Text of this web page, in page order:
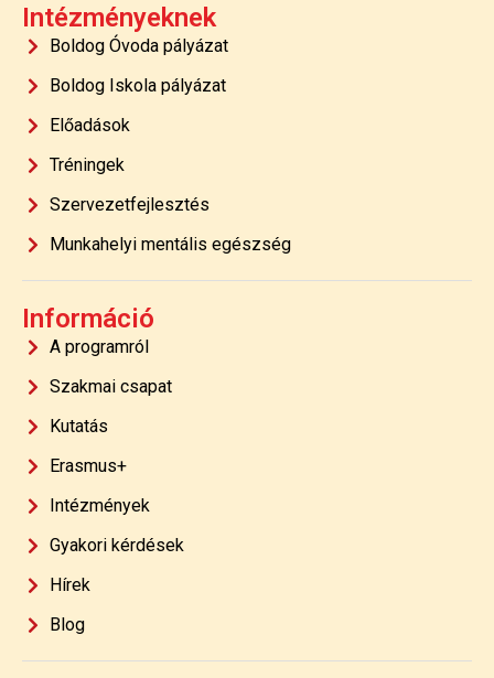
Intézményeknek
Boldog Óvoda pályázat
Boldog Iskola pályázat
Előadások
Tréningek
Szervezetfejlesztés
Munkahelyi mentális egészség
Információ
A programról
Szakmai csapat
Kutatás
Erasmus+
Intézmények
Gyakori kérdések
Hírek
Blog